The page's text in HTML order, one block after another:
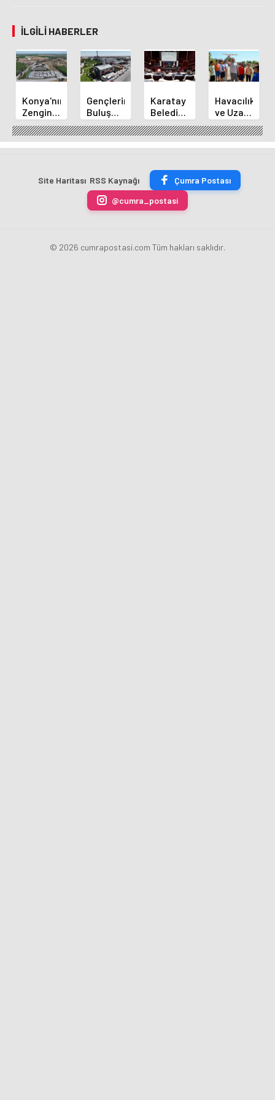
İLGILI HABERLER
Konya'nın
Zengin
Mutfağı
GastroFest'te
Tanıtılacak
Gençlerin
Buluşma
Noktası
Talha
Bayrakçı
Yükseliyor
Karatay
Belediye
Başkanı
Kılca
Yeni
Açıkladı
Havacılık
ve Uzay
Yaz
Kursu
Başladı
Site Haritası RSS Kaynağı
Çumra Postası
@cumra_postasi
© 2026 cumrapostasi.com Tüm hakları saklıdır.